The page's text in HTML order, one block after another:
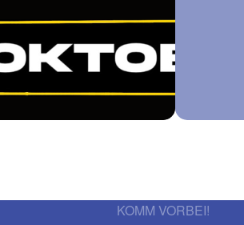
KOMM VORBEI!